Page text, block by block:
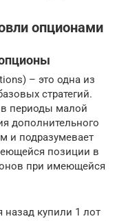
опционами
– это одна из
стратегий.
в периоды малой
дополнительного
и подразумевает
позиции в
при имеющейся
купили 1 лот